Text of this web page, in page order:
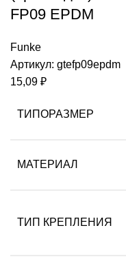
FP09 EPDM
Funke
Артикул: gtefp09epdm
15,09 ₽
ТИПОРАЗМЕР
МАТЕРИАЛ
ТИП КРЕПЛЕНИЯ